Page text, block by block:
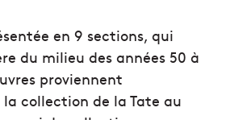
en 9 sections, qui
du milieu des années 50 à
proviennent
collection de la Tate au